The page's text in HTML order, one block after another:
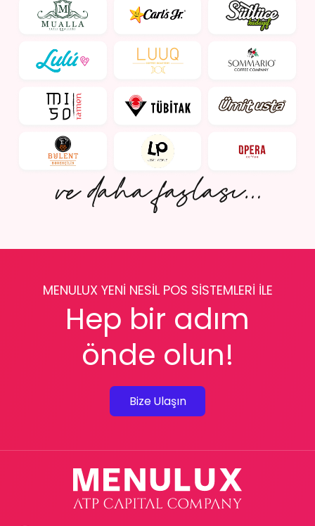
MENULUX YENİ NESİL POS SİSTEMLERİ İLE
Hep bir adım
önde olun!
Bize Ulaşın